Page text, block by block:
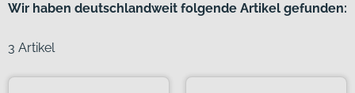
Wir haben deutschlandweit folgende Artikel gefunden:
3 Artikel